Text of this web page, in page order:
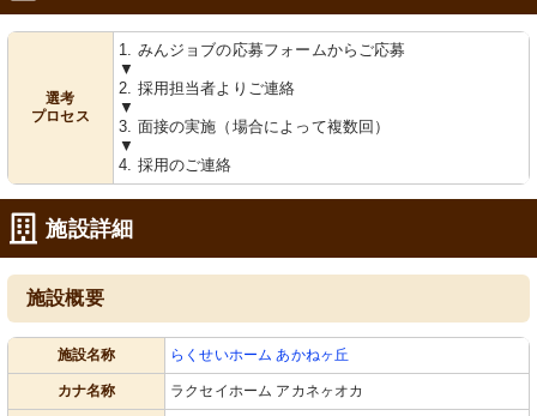
選考
プロセス
1. みんジョブの応募フォームからご応募
▼
2. 採用担当者よりご連絡
▼
3. 面接の実施（場合によって複数回）
▼
4. 採用のご連絡
施設詳細
施設概要
施設名称 らくせいホーム あかねヶ丘
カナ名称 ラクセイホーム アカネヶオカ